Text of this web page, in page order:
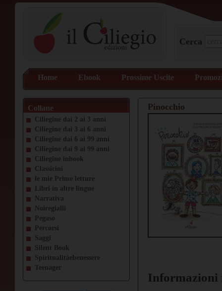
Cerca
Home Ebook Prossime Uscite
Collane
Ciliegine dai 2 ai 3 anni
Ciliegine dai 3 ai 6 anni
Ciliegine dai 6 ai 99 anni
Ciliegine dai 9 ai 99 anni
Ciliegine inbook
Classicini
le mie Prime letture
Libri in altre lingue
Narrativa
Noiregialli
Pegaso
Percorsi
Saggi
Silent Book
Spiritualitàebenessere
Teenager
Pinocchio